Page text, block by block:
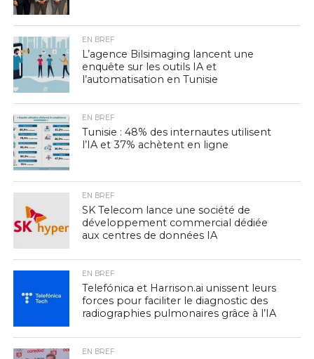
EN BREF
L’agence Bilsimaging lancent une
enquête sur les outils IA et
l’automatisation en Tunisie
EN BREF
Tunisie : 48% des internautes utilisent
l’IA et 37% achètent en ligne
EN BREF
SK Telecom lance une société de
développement commercial dédiée
aux centres de données IA
EN BREF
Telefónica et Harrison.ai unissent leurs
forces pour faciliter le diagnostic des
radiographies pulmonaires grâce à l’IA
EN BREF